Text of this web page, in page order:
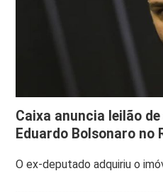
Caixa anuncia leilão
Eduardo Bolsonaro no
O ex-deputado adquiriu o